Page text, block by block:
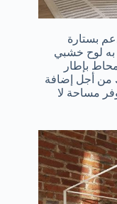
بستارة
به لوح خشبي
بإطار
من أجل إضافة
مساحة لا